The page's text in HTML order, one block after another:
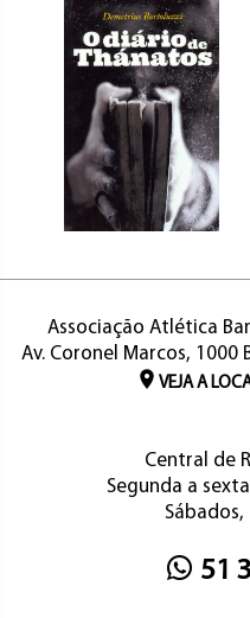
Associação Atlética
Av. Coronel Marcos, 1000
VEJA A
Central de
Segunda a
Sábados,
51